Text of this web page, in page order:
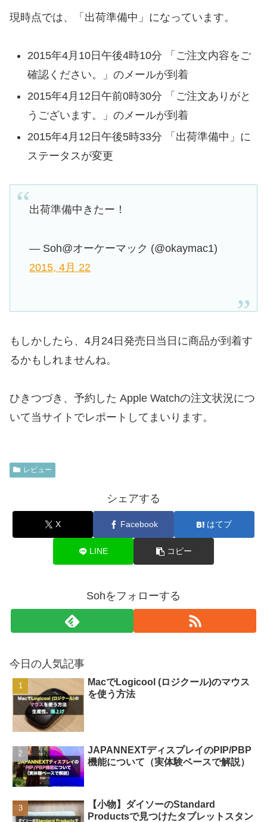
現時点では、「出荷準備中」になっています。
2015年4月10日午後4時10分 「ご注文内容をご
確認ください。」のメールが到着
2015年4月12日午前0時30分 「ご注文ありがと
うございます。」のメールが到着
2015年4月12日午後5時33分 「出荷準備中」に
ステータスが変更
出荷準備中きたー！
— Soh@オーケーマック (@okaymac1)
2015, 4月 22
もしかしたら、4月24日発売日当日に商品が到着す
るかもしれませんね。
ひきつづき、予約した Apple Watchの注文状況につ
いて当サイトでレポートしてまいります。
レビュー
シェアする
X Facebook はてブ
LINE コピー
Sohをフォローする
今日の人気記事
MacでLogicool (ロジクール)のマウス
を使う方法
JAPANNEXTディスプレイのPIP/PBP
機能について（実体験ベースで解説）
【小物】ダイソーのStandard
Productsで見つけたタブレットスタン